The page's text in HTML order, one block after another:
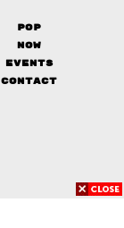
Pop
Now
Events
Contact